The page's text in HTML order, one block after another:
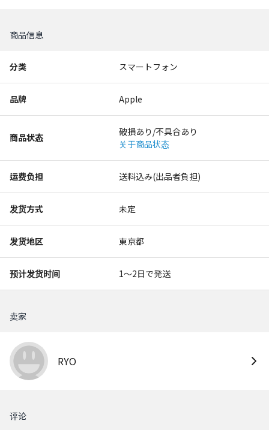
商品信息
分类 スマートフォン
品牌 Apple
商品状态
破損あり/不具合あり
关于商品状态
运费负担 送料込み(出品者負担)
发货方式 未定
发货地区 東京都
预计发货时间 1〜2日で発送
卖家
RYO
评论